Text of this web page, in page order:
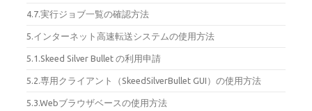
4.7.実行ジョブ一覧の確認方法
5.インターネット高速転送システムの使用方法
5.1.Skeed Silver Bullet の利用申請
5.2.専用クライアント（SkeedSilverBullet GUI）の使用方法
5.3.Webブラウザベースの使用方法